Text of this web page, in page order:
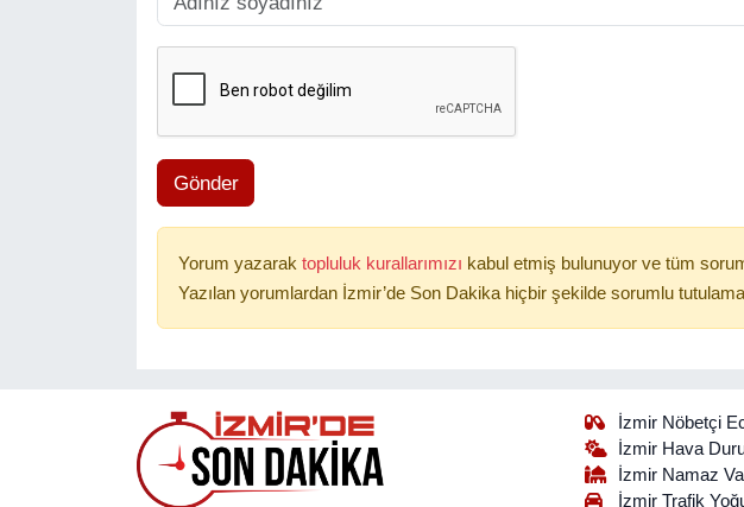
Gönder
Yorum yazarak topluluk kurallarımızı kabul etmiş bulunuyor ve tüm
Yazılan yorumlardan İzmir’de Son Dakika hiçbir şekilde sorumlu
İzmir Nöbetçi
İzmir Hava
İzmir Namaz
İzmir Trafik